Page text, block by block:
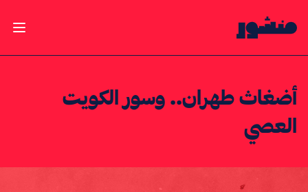
الصفحة الرئيسية
فتح
أضغاث طهران.. وسور الكويت
العصي